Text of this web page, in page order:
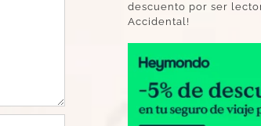
descuento por ser
Accidental!